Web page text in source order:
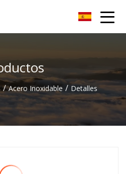
/ Acero Inoxidable / Detalles